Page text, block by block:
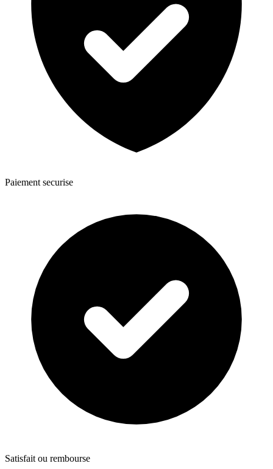
Paiement securise
Satisfait ou rembourse